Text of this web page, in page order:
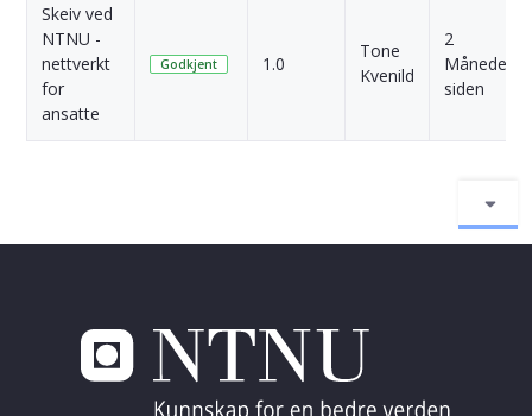
Skeiv ved
NTNU -
nettverkt
for
ansatte
Godkjent 1.0
Tone
Kvenild
2
Måneder
siden